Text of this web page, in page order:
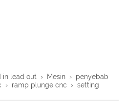
in lead out › Mesin › penyebab
› ramp plunge cnc › setting